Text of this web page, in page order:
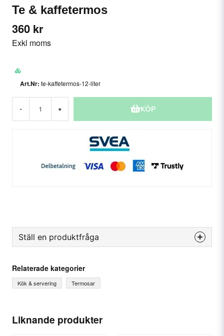
Te & kaffetermos
360 kr
Exkl moms
te-kaffetermos-12-liter
- + KÖP
Liknande produkter
Ställ en produktfråga
Fråga oss något om denna produkten...
Ditt namn
Relaterade kategorier
Kök & servering Termosar